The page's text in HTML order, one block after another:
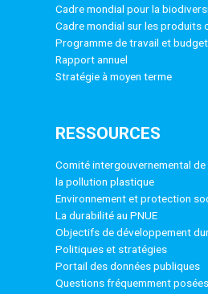
Cadre mondial pour la
Cadre mondial sur les produits
Programme de travail et budget
Rapport annuel
Stratégie à moyen terme
RESSOURCES
Comité intergouvernemental
la pollution plastique
Environnement et protection
La durabilité au PNUE
Objectifs de développement
Politiques et stratégies
Portail des données publiques
Questions fréquemment posées